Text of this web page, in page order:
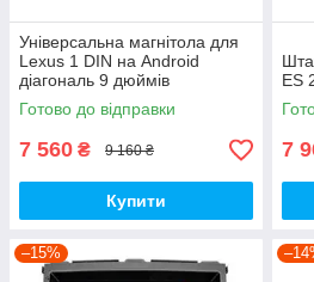
Універсальна магнітола для
Lexus 1 DIN на Android
діагональ 9 дюймів
Готово до відправки
7 560 ₴ 9 160 ₴
Купити
ES
7
–15%